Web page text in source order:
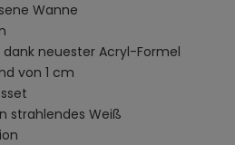
Wanne
neuester Acryl-Formel
von 1 cm
strahlendes Weiß